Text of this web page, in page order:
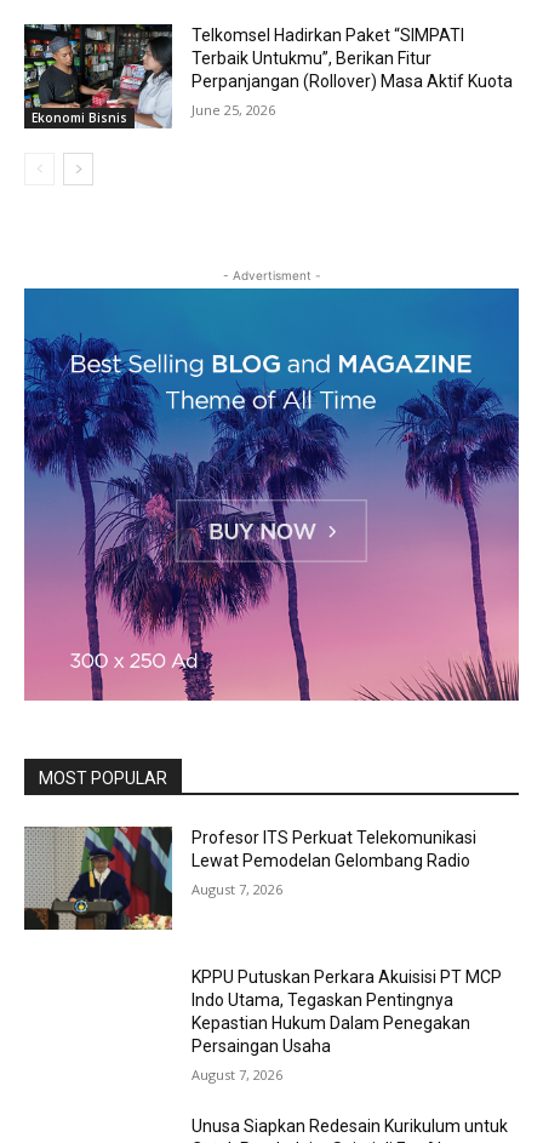
Ekonomi Bisnis
Telkomsel Hadirkan Paket “SIMPATI
Terbaik Untukmu”, Berikan Fitur
Perpanjangan (Rollover) Masa Aktif Kuota
June 25, 2026
- Advertisment -
MOST POPULAR
Profesor ITS Perkuat Telekomunikasi
Lewat Pemodelan Gelombang Radio
August 7, 2026
KPPU Putuskan Perkara Akuisisi PT MCP
Indo Utama, Tegaskan Pentingnya
Kepastian Hukum Dalam Penegakan
Persaingan Usaha
August 7, 2026
Unusa Siapkan Redesain Kurikulum untuk